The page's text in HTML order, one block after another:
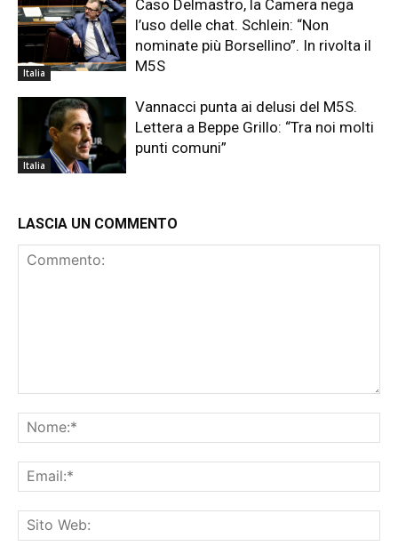
Italia
Caso Delmastro, la Camera nega
l’uso delle chat. Schlein: “Non
nominate più Borsellino”. In rivolta il
M5S
Italia
Vannacci punta ai delusi del M5S.
Lettera a Beppe Grillo: “Tra noi molti
punti comuni”
LASCIA UN COMMENTO